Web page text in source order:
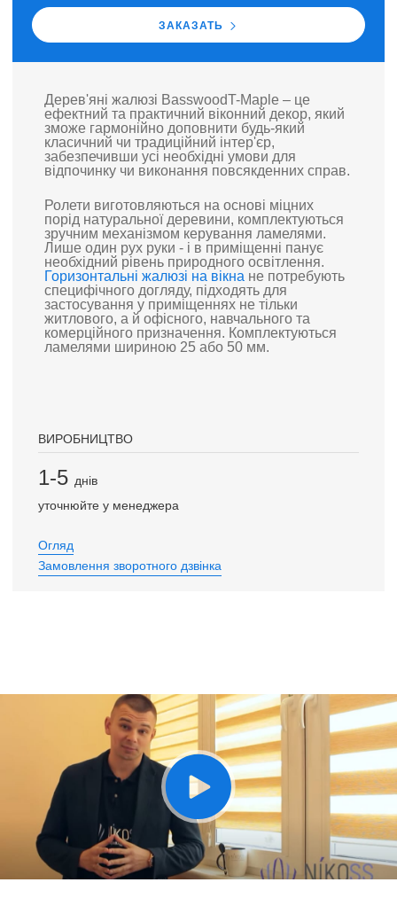
Дерев'яні жалюзі BasswoodT-Maple – це
ефектний та практичний віконний декор, який
зможе гармонійно доповнити будь-який
класичний чи традиційний інтер'єр,
забезпечивши усі необхідні умови для
відпочинку чи виконання повсякденних справ.
Ролети виготовляються на основі міцних
порід натуральної деревини, комплектуються
зручним механізмом керування ламелями.
Лише один рух руки - і в приміщенні панує
необхідний рівень природного освітлення.
Горизонтальні жалюзі на вікна не потребують
специфічного догляду, підходять для
застосування у приміщеннях не тільки
житлового, а й офісного, навчального та
комерційного призначення. Комплектуються
ламелями шириною 25 або 50 мм.
ВИРОБНИЦТВО
1-5 днів
уточнюйте у менеджера
Огляд
Замовлення зворотного дзвінка
ЗАКАЗАТЬ